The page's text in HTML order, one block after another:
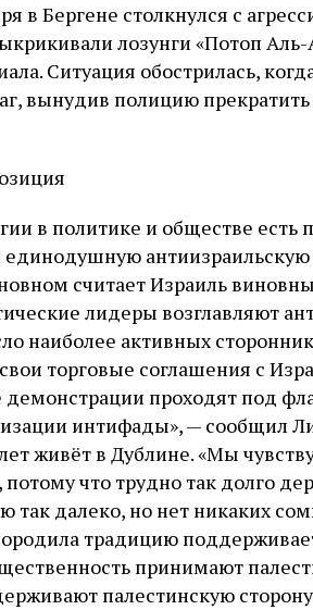
в Бергене столкнулся с
лозунги «Потоп
Ситуация обострилась,
вынудив полицию
в политике и обществе есть
единодушную
считает Израиль
лидеры возглавляют
наиболее активных
торговые соглашения с
демонстрации проходят под
интифады», — сообщил
живёт в Дублине. «Мы
что трудно так долго
далеко, но нет никаких
традицию
принимают
палестинскую